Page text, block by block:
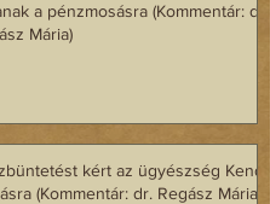
a pénzmosásra (Kommentár: dr.
Mária)
kért az ügyészség
(Kommentár: dr. Regász Mária)